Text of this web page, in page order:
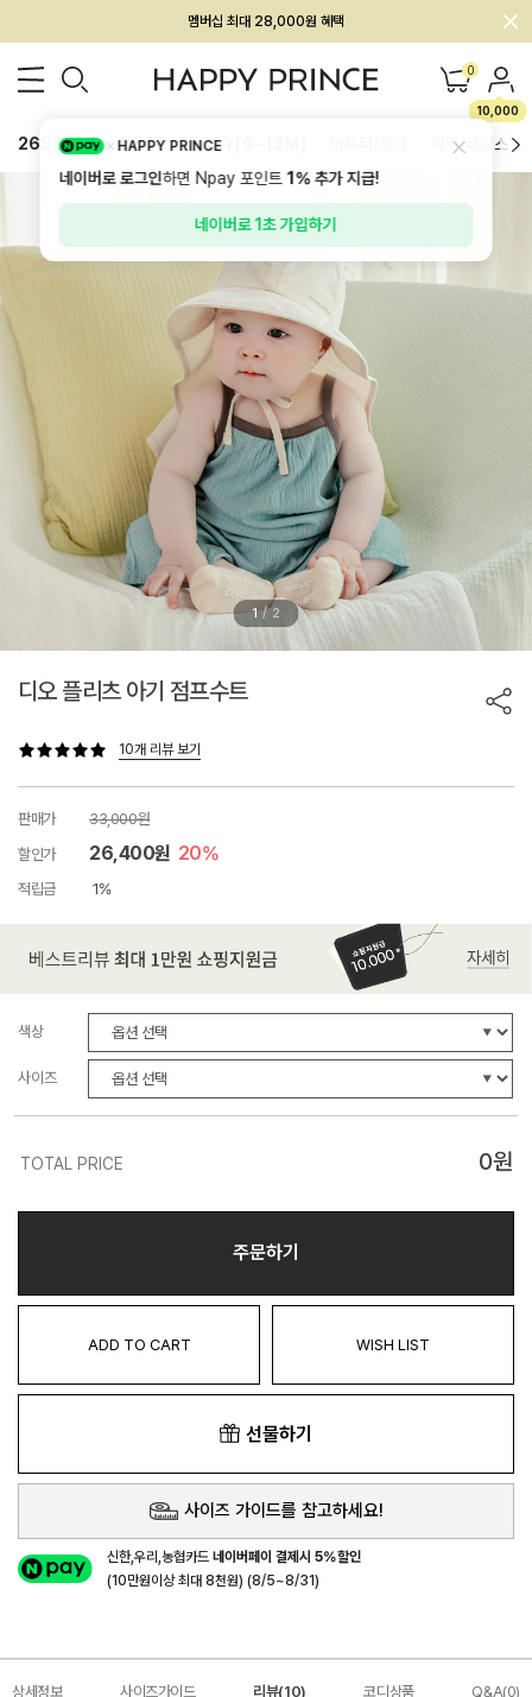
회원전용 아울렛, 가입하면 ~60% 할인!
멤버십 최대 28,000원 혜택 0
10,000
26SS 신상 BEST BABY[6~12M] 하의/레깅스
1 / 2
디오 플리츠 아기 점프수트
10개 리뷰 보기
판매가
33,000원
할인가
26,400원 20%
적립금 1%
색상
사이즈
TOTAL PRICE 0원
주문하기
ADD TO CART WISH LIST
선물하기
사이즈 가이드를 참고하세요!
신한,우리,농협카드네이버페이 결제시 5%할인
(10만원이상 최대 8천원) (8/5~8/31)
상세정보 사이즈가이드 리뷰(10) 코디상품 Q&A(0)
HAPPY PRINCE
네이버로 로그인하면 Npay 포인트1%추가 지급!
네이버로 1초 가입하기